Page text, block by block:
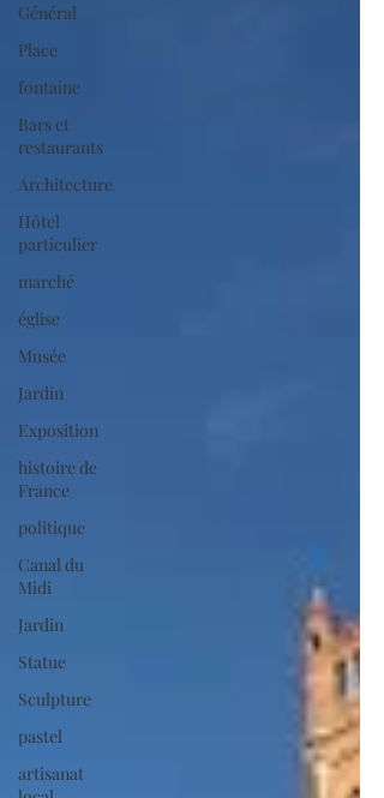
Général
Place
fontaine
Bars et
restaurants
Architecture
Hôtel
particulier
marché
église
Musée
Jardin
Exposition
histoire de
France
politique
Canal du
Midi
Jardin
Statue
Sculpture
pastel
artisanat